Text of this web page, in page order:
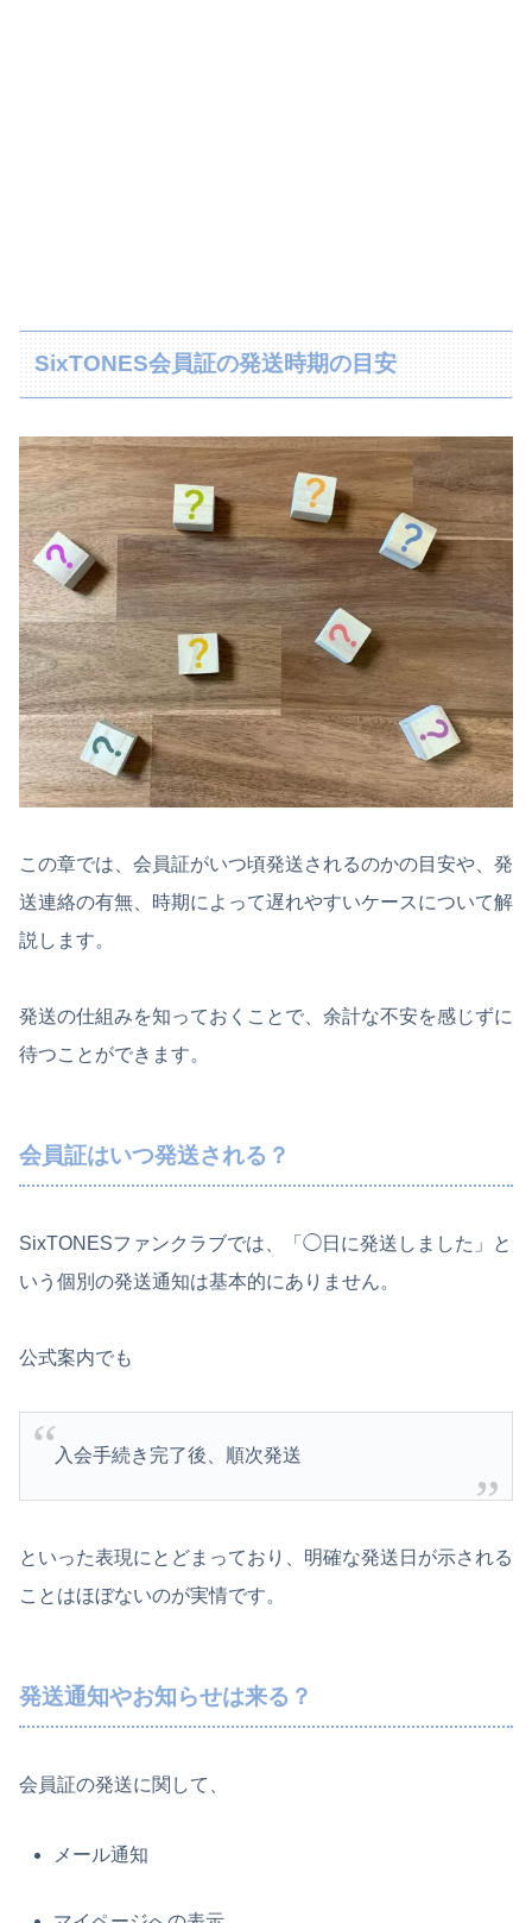
SixTONES会員証の発送時期の目安
この章では、会員証がいつ頃発送されるのかの目安や、発
送連絡の有無、時期によって遅れやすいケースについて解
説します。
発送の仕組みを知っておくことで、余計な不安を感じずに
待つことができます。
会員証はいつ発送される？
SixTONESファンクラブでは、「◯日に発送しました」と
いう個別の発送通知は基本的にありません。
公式案内でも
入会手続き完了後、順次発送
といった表現にとどまっており、明確な発送日が示される
ことはほぼないのが実情です。
発送通知やお知らせは来る？
会員証の発送に関して、
メール通知